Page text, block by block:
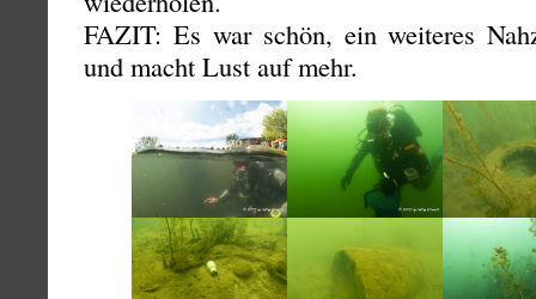
FAZIT: Es war schön, ein weiteres
und macht Lust auf mehr.